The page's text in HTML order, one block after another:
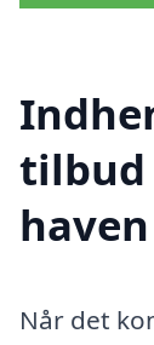
tilbud
Når det